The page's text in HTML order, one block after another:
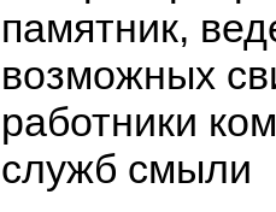
памятник,
возможных
работники
служб смыли